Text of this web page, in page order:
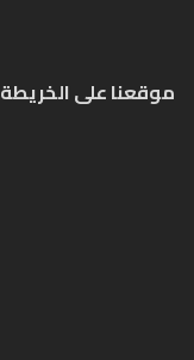
موقعنا على الخريطة